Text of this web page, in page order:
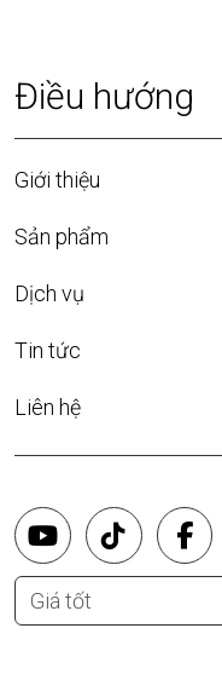
Điều hướng
Giới thiệu
Sản phẩm
Dịch vụ
Tin tức
Liên hệ
Giá tốt